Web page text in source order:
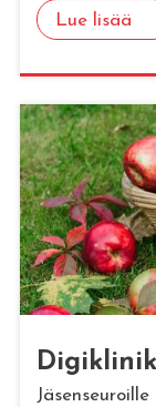
Lue lisää